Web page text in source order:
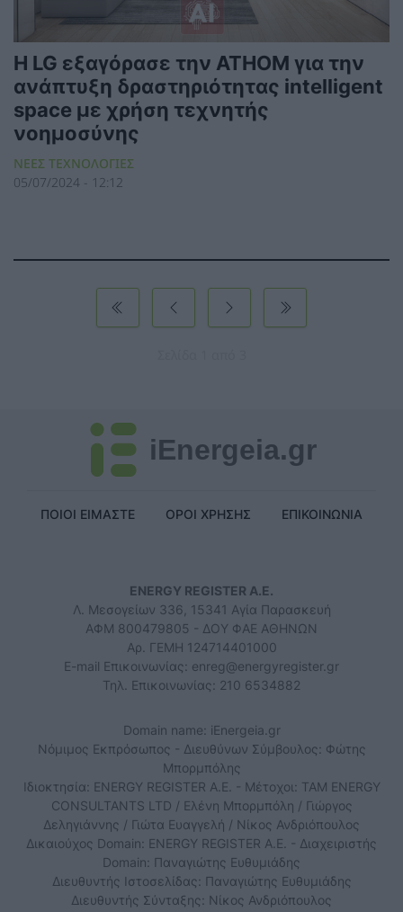
Η LG εξαγόρασε την ATHOM για την
ανάπτυξη δραστηριότητας intelligent
space με χρήση τεχνητής
νοημοσύνης
ΝΕΕΣ ΤΕΧΝΟΛΟΓΙΕΣ
05/07/2024 - 12:12
iEnergeia.gr
ΠΟΙΟΙ ΕΙΜΑΣΤΕ ΟΡΟΙ ΧΡΗΣΗΣ ΕΠΙΚΟΙΝΩΝΙΑ
ENERGY REGISTER Α.Ε.
Λ. Μεσογείων 336, 15341 Αγία Παρασκευή
ΑΦΜ 800479805 - ΔΟΥ ΦΑΕ ΑΘΗΝΩΝ
Αρ. ΓΕΜΗ 124714401000
E-mail Επικοινωνίας: enreg@energyregister.gr
Τηλ. Επικοινωνίας: 210 6534882
Domain name: iEnergeia.gr
Νόμιμος Εκπρόσωπος - Διευθύνων Σύμβουλος: Φώτης
Μπορμπόλης
Ιδιοκτησία: ENERGY REGISTER Α.Ε. - Μέτοχοι: TAM ENERGY
CONSULTANTS LTD / Ελένη Μπορμπόλη / Γιώργος
Δεληγιάννης / Γιώτα Ευαγγελή / Νίκος Ανδριόπουλος
Δικαιούχος Domain: ENERGY REGISTER Α.Ε. - Διαχειριστής
Domain: Παναγιώτης Ευθυμιάδης
Διευθυντής Ιστοσελίδας: Παναγιώτης Ευθυμιάδης
Διευθυντής Σύνταξης: Νίκος Ανδριόπουλος